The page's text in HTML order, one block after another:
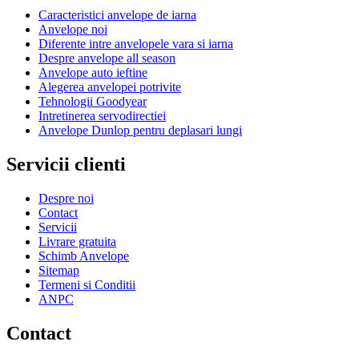
Caracteristici anvelope de iarna
Anvelope noi
Diferente intre anvelopele vara si iarna
Despre anvelope all season
Anvelope auto ieftine
Alegerea anvelopei potrivite
Tehnologii Goodyear
Intretinerea servodirectiei
Anvelope Dunlop pentru deplasari lungi
Servicii clienti
Despre noi
Contact
Servicii
Livrare gratuita
Schimb Anvelope
Sitemap
Termeni si Conditii
ANPC
Contact